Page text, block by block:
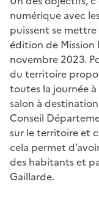
numérique avec
puissent se
édition de Mission
novembre 2023.
du territoire
toutes la journée
salon à
Conseil
sur le territoire et
cela permet
des habitants et
Gaillarde.